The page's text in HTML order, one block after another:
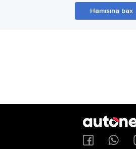
Hamısına bax